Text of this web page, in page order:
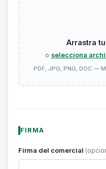
Arrastra
o selecciona
PDF, JPG, PNG, DOC —
FIRMA
Firma del comercial